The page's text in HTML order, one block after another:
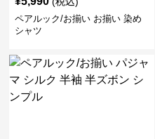
ペアルック/お揃い お揃い 染め
シャツ